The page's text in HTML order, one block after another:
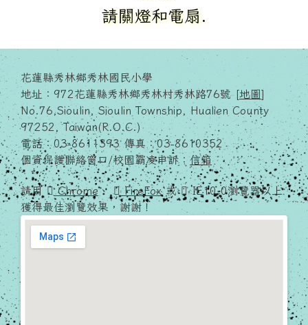
請關燈和電扇.
花蓮縣秀林鄉秀林國民小學
地址：972花蓮縣秀林鄉秀林村秀林路76號 [地圖]
No.76,Sioulin, Sioulin Township, Hualien County
97252, Taiwan(R.O.C.)
電話：03-8611393 傳真：03-8610352
個資保護聯絡窗口/校園霸凌申訴： 信箱
請用 Chrome、 FireFox或
IE10.0瀏覽器以上
獲得最佳瀏覽效果，謝謝！